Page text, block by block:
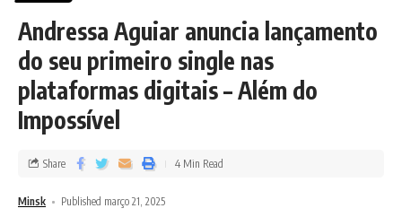
Andressa Aguiar anuncia lançamento
do seu primeiro single nas
plataformas digitais – Além do
Impossível
Minsk Published março 21, 2025
Share 4 Min Read